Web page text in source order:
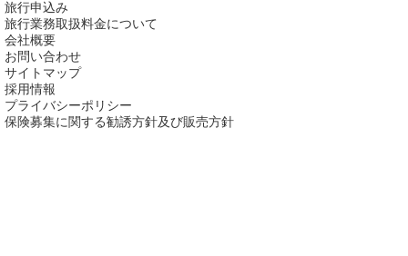
旅行申込み
旅行業務取扱料金について
会社概要
お問い合わせ
サイトマップ
採用情報
プライバシーポリシー
保険募集に関する勧誘方針及び販売方針